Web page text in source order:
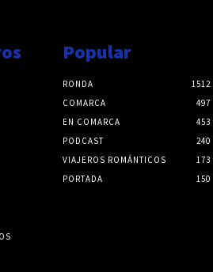
Popular
RONDA
1512
COMARCA
497
EN COMARCA
453
PODCAST
240
VIAJEROS ROMÁNTICOS
173
PORTADA
150